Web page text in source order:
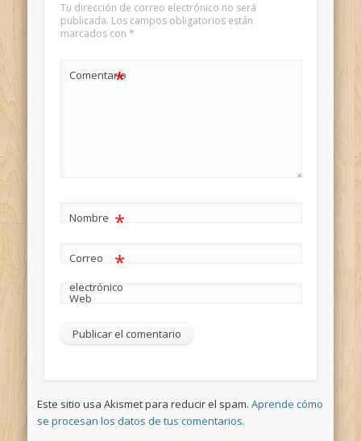
Tu dirección de correo electrónico no será
publicada. Los campos obligatorios están
marcados con *
Comentario
*
Nombre *
Correo
electrónico
*
Web
Este sitio usa Akismet para reducir el spam.Aprende cómo
se procesan los datos de tus comentarios.